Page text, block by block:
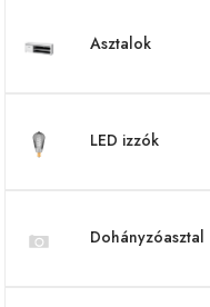
Asztalok
LED izzók
Dohányzóasztal